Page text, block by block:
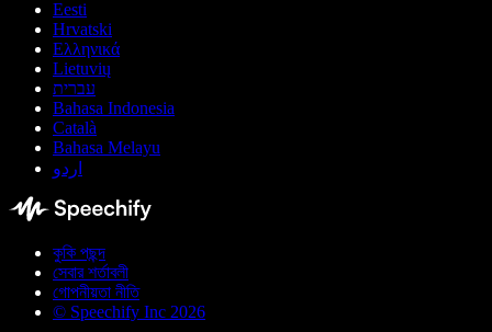
Eesti
Hrvatski
Ελληνικά
Lietuvių
עברית
Bahasa Indonesia
Català
Bahasa Melayu
اردو
কুকি পছন্দ
সেবার শর্তাবলী
গোপনীয়তা নীতি
© Speechify Inc 2026